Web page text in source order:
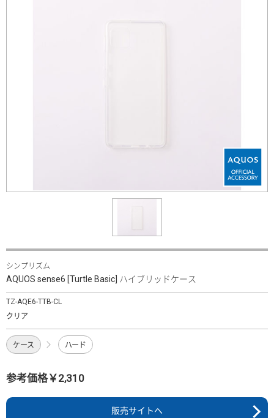
シンプリズム
AQUOS sense6 [Turtle Basic] ハイブリッドケース
TZ-AQE6-TTB-CL
クリア
ケース ハード
参考価格￥2,310
販売サイトへ